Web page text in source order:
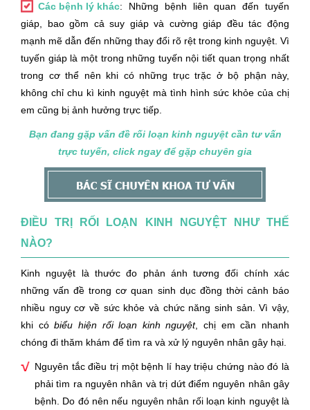
Các bệnh lý khác: Những bệnh liên quan đến tuyến
giáp, bao gồm cả suy giáp và cường giáp đều tác động
mạnh mẽ dẫn đến những thay đổi rõ rệt trong kinh nguyệt. Vì
tuyến giáp là một trong những tuyến nội tiết quan trọng nhất
trong cơ thể nên khi có những trục trặc ở bộ phận này,
không chỉ chu kì kinh nguyệt mà tình hình sức khỏe của chị
em cũng bị ảnh hưởng trực tiếp.
Bạn đang gặp vấn đề rối loạn kinh nguyệt cần tư vấn
trực tuyến, click ngay để gặp chuyên gia
ĐIỀU TRỊ RỐI LOẠN KINH NGUYỆT NHƯ THẾ
NÀO?
Kinh nguyệt là thước đo phản ánh tương đối chính xác
những vấn đề trong cơ quan sinh dục đồng thời cảnh báo
nhiều nguy cơ về sức khỏe và chức năng sinh sản. Vì vậy,
khi cóbiểu hiện rối loạn kinh nguyệt, chị em cần nhanh
chóng đi thăm khám để tìm ra và xử lý nguyên nhân gây hại.
Nguyên tắc điều trị một bệnh lí hay triệu chứng nào đó là
phải tìm ra nguyên nhân và trị dứt điểm nguyên nhân gây
bệnh. Do đó nên nếu nguyên nhân rối loạn kinh nguyệt là